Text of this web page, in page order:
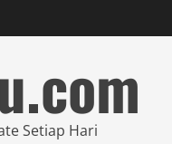
Setiap Hari